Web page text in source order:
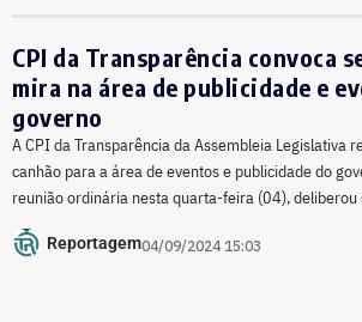
CPI da Transparência convoca
mira na área de publicidade e eventos do
governo
A CPI da Transparência da Assembleia Legislativa
canhão para a área de eventos e publicidade do
reunião ordinária nesta quarta-feira (04), deliberou
Reportagem04/09/2024 15:03